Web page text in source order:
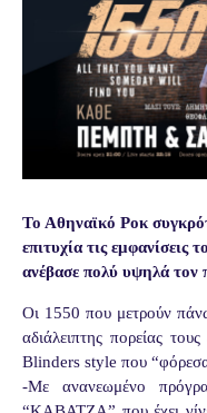
Το Αθηναϊκό Ροκ
επιτυχία τις
ανέβασε πολύ υψηλά τον
Οι 1550 που μετρούν
αδιάλειπτης πορείας
Blinders style που
-Με ανανεωμένο